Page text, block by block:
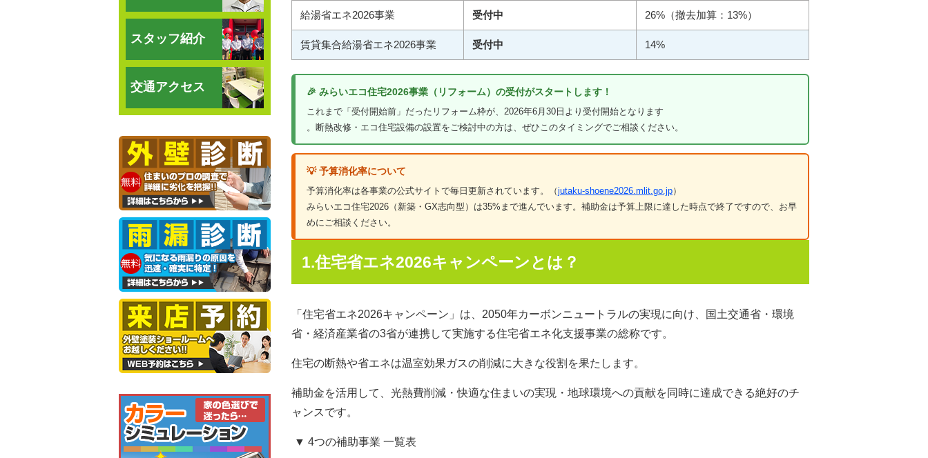
給湯省エネ2026事業 受付中 26%（撤去加算：13%）
賃貸集合給湯省エネ2026事業 受付中 14%
🎉 みらいエコ住宅2026事業（リフォーム）の受付がスタートします！
これまで「受付開始前」だったリフォーム枠が、2026年6月30日より受付開始となります
。断熱改修・エコ住宅設備の設置をご検討中の方は、ぜひこのタイミングでご相談ください。
💡 予算消化率について
予算消化率は各事業の公式サイトで毎日更新されています。（jutaku-shoene2026.mlit.go.jp）
みらいエコ住宅2026（新築・GX志向型）は35%まで進んでいます。補助金は予算上限に達した時点で終了ですので、お早
めにご相談ください。
1.住宅省エネ2026キャンペーンとは？
「住宅省エネ2026キャンペーン」は、 2050年カーボンニュートラルの実現に向け、国土交通省・環境
省・経済産業省の3省が連携して実施する住宅省エネ化支援事業の総称です。
住宅の断熱や省エネは温室効果ガスの削減に大きな役割を果たします。
補助金を活用して、光熱費削減・快適な住まいの実現・地球環境への貢献を同時に達成できる絶好のチ
ャンスです。
▼ 4つの補助事業 一覧表
スタッフ紹介
交通アクセス